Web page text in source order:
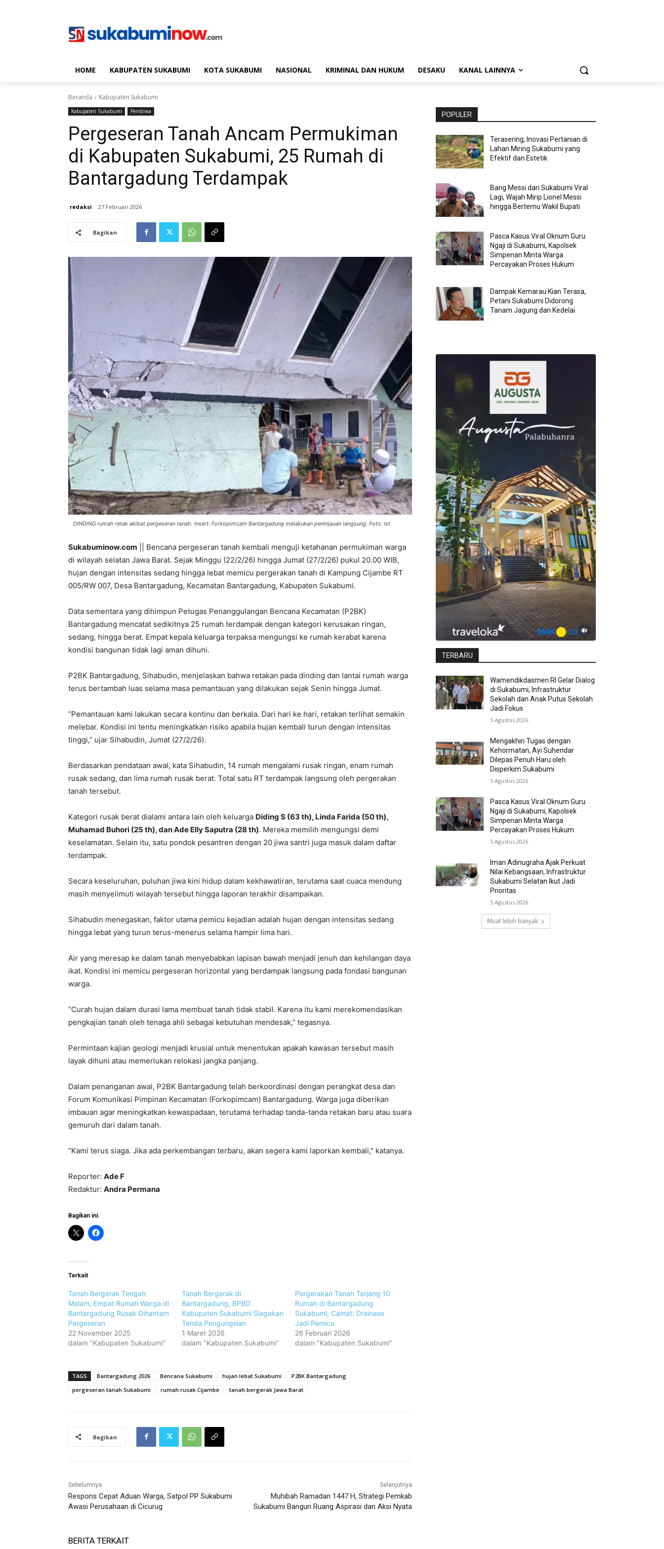
HOME KABUPATEN SUKABUMI KOTA SUKABUMI NASIONAL KRIMINAL DAN HUKUM DESAKU KANAL LAINNYA
Beranda Kabupaten Sukabumi
Kabupaten Sukabumi Peristiwa
Pergeseran Tanah Ancam Permukiman
di Kabupaten Sukabumi, 25 Rumah di
Bantargadung Terdampak
redaksi 27 Februari 2026
Bagikan
DINDING rumah retak akibat pergeseran tanah. Insert: Forkopimcam Bantargadung melakukan peninjauan langsung. Foto: Ist
Sukabuminow.com || Bencana pergeseran tanah kembali menguji ketahanan permukiman warga
di wilayah selatan Jawa Barat. Sejak Minggu (22/2/26) hingga Jumat (27/2/26) pukul 20.00 WIB,
hujan dengan intensitas sedang hingga lebat memicu pergerakan tanah di Kampung Cijambe RT
005/RW 007, Desa Bantargadung, Kecamatan Bantargadung, Kabupaten Sukabumi.
Data sementara yang dihimpun Petugas Penanggulangan Bencana Kecamatan (P2BK)
Bantargadung mencatat sedikitnya 25 rumah terdampak dengan kategori kerusakan ringan,
sedang, hingga berat. Empat kepala keluarga terpaksa mengungsi ke rumah kerabat karena
kondisi bangunan tidak lagi aman dihuni.
P2BK Bantargadung, Sihabudin, menjelaskan bahwa retakan pada dinding dan lantai rumah warga
terus bertambah luas selama masa pemantauan yang dilakukan sejak Senin hingga Jumat.
“Pemantauan kami lakukan secara kontinu dan berkala. Dari hari ke hari, retakan terlihat semakin
melebar. Kondisi ini tentu meningkatkan risiko apabila hujan kembali turun dengan intensitas
tinggi,” ujar Sihabudin, Jumat (27/2/26).
Berdasarkan pendataan awal, kata Sihabudin, 14 rumah mengalami rusak ringan, enam rumah
rusak sedang, dan lima rumah rusak berat. Total satu RT terdampak langsung oleh pergerakan
tanah tersebut.
Kategori rusak berat dialami antara lain oleh keluarga Diding S (63 th), Linda Farida (50 th),
Muhamad Buhori (25 th), dan Ade Elly Saputra (28 th). Mereka memilih mengungsi demi
keselamatan. Selain itu, satu pondok pesantren dengan 20 jiwa santri juga masuk dalam daftar
terdampak.
Secara keseluruhan, puluhan jiwa kini hidup dalam kekhawatiran, terutama saat cuaca mendung
masih menyelimuti wilayah tersebut hingga laporan terakhir disampaikan.
Sihabudin menegaskan, faktor utama pemicu kejadian adalah hujan dengan intensitas sedang
hingga lebat yang turun terus-menerus selama hampir lima hari.
Air yang meresap ke dalam tanah menyebabkan lapisan bawah menjadi jenuh dan kehilangan daya
ikat. Kondisi ini memicu pergeseran horizontal yang berdampak langsung pada fondasi bangunan
warga.
“Curah hujan dalam durasi lama membuat tanah tidak stabil. Karena itu kami merekomendasikan
pengkajian tanah oleh tenaga ahli sebagai kebutuhan mendesak,” tegasnya.
Permintaan kajian geologi menjadi krusial untuk menentukan apakah kawasan tersebut masih
layak dihuni atau memerlukan relokasi jangka panjang.
Dalam penanganan awal, P2BK Bantargadung telah berkoordinasi dengan perangkat desa dan
Forum Komunikasi Pimpinan Kecamatan (Forkopimcam) Bantargadung. Warga juga diberikan
imbauan agar meningkatkan kewaspadaan, terutama terhadap tanda-tanda retakan baru atau suara
gemuruh dari dalam tanah.
“Kami terus siaga. Jika ada perkembangan terbaru, akan segera kami laporkan kembali,” katanya.
Reporter: Ade F
Redaktur: Andra Permana
Bagikan ini:
Terkait
Tanah Bergerak Tengah
Malam, Empat Rumah Warga di
Bantargadung Rusak Dihantam
Pergeseran
22 November 2025
dalam "Kabupaten Sukabumi"
Tanah Bergerak di
Bantargadung, BPBD
Kabupaten Sukabumi Siagakan
Tenda Pengungsian
1 Maret 2026
dalam "Kabupaten Sukabumi"
Pergerakan Tanah Terjang 10
Rumah di Bantargadung
Sukabumi, Camat: Drainase
Jadi Pemicu
26 Februari 2026
dalam "Kabupaten Sukabumi"
TAGS Bantargadung 2026 Bencana Sukabumi hujan lebat Sukabumi
P2BK Bantargadung
pergeseran tanah Sukabumi
rumah rusak Cijambe tanah bergerak Jawa Barat
Bagikan
Sebelumnya
Respons Cepat Aduan Warga, Satpol PP Sukabumi
Awasi Perusahaan di Cicurug
Selanjutnya
Muhibah Ramadan 1447 H, Strategi Pemkab
Sukabumi Bangun Ruang Aspirasi dan Aksi Nyata
BERITA TERKAIT
POPULER
Terasering, Inovasi Pertanian di
Lahan Miring Sukabumi yang
Efektif dan Estetik
Bang Messi dari Sukabumi Viral
Lagi, Wajah Mirip Lionel Messi
hingga Bertemu Wakil Bupati
Pasca Kasus Viral Oknum Guru
Ngaji di Sukabumi, Kapolsek
Simpenan Minta Warga
Percayakan Proses Hukum
Dampak Kemarau Kian Terasa,
Petani Sukabumi Didorong
Tanam Jagung dan Kedelai
TERBARU
Wamendikdasmen RI Gelar Dialog
di Sukabumi, Infrastruktur
Sekolah dan Anak Putus Sekolah
Jadi Fokus
5 Agustus 2026
Mengakhiri Tugas dengan
Kehormatan, Ayi Suhendar
Dilepas Penuh Haru oleh
Disperkim Sukabumi
5 Agustus 2026
Pasca Kasus Viral Oknum Guru
Ngaji di Sukabumi, Kapolsek
Simpenan Minta Warga
Percayakan Proses Hukum
5 Agustus 2026
Iman Adinugraha Ajak Perkuat
Nilai Kebangsaan, Infrastruktur
Sukabumi Selatan Ikut Jadi
Prioritas
5 Agustus 2026
Muat lebih banyak